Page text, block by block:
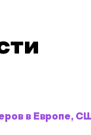
в Европе,